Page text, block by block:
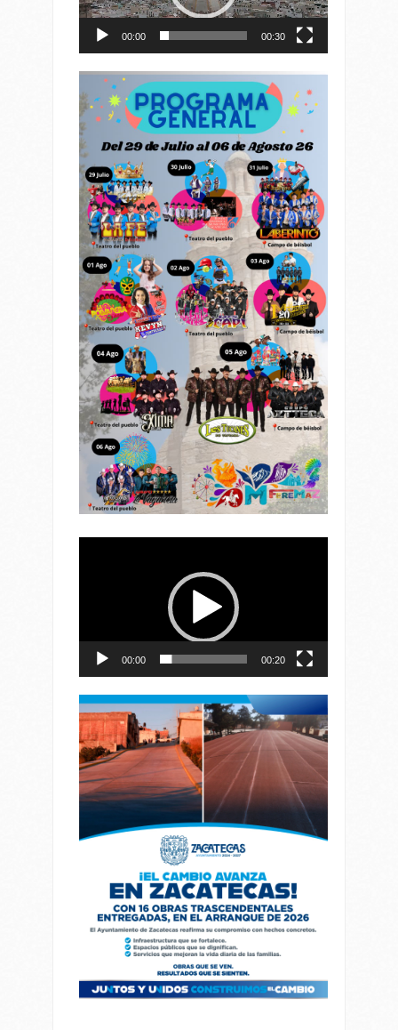
00:00 00:30
00:00 00:20